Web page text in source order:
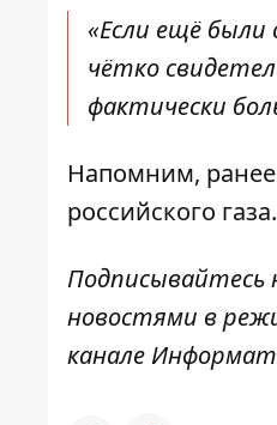
«Если ещё
чётко
фактически
Напомним,
российского газа.
Подписывайтесь
новостями в
канале